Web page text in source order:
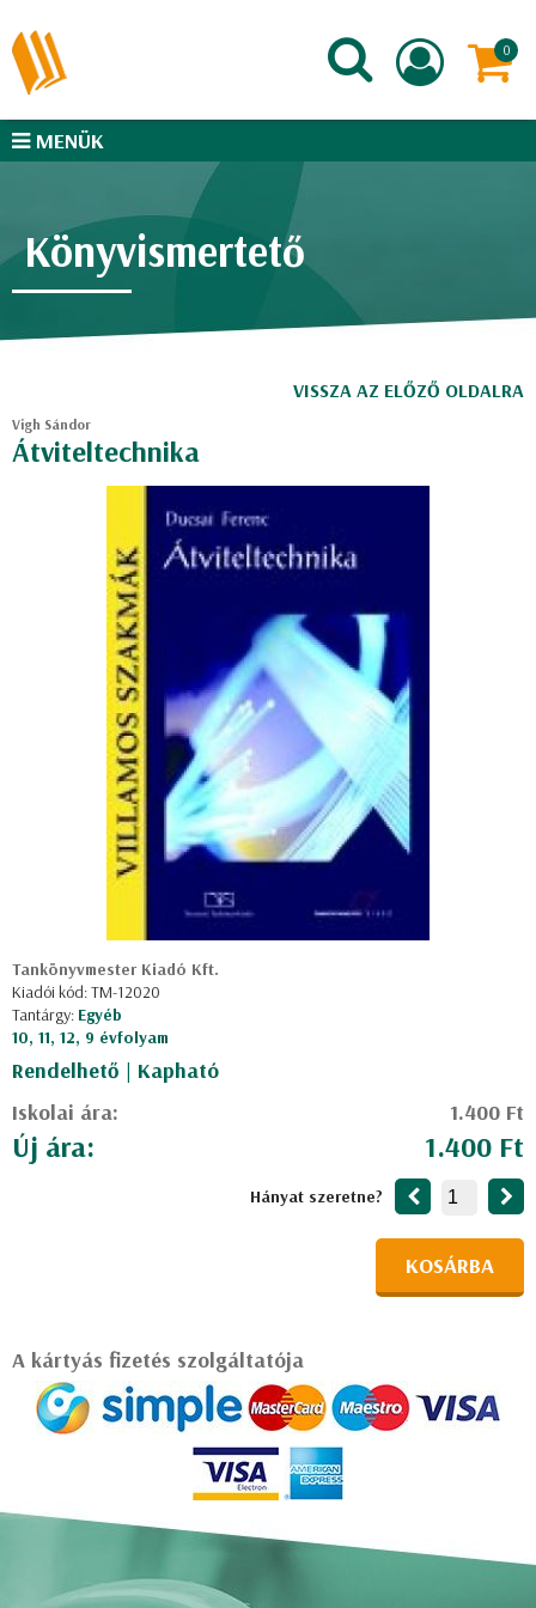
MENÜK
Könyvismertető
VISSZA AZ ELŐZŐ OLDALRA
Vigh Sándor
Átviteltechnika
Tankönyvmester Kiadó Kft.
Kiadói kód: TM-12020
Tantárgy: Egyéb
10, 11, 12, 9 évfolyam
Rendelhető | Kapható
Iskolai ára:
1.400 Ft
Új ára: 1.400 Ft
Hányat szeretne?
KOSÁRBA
A kártyás fizetés szolgáltatója